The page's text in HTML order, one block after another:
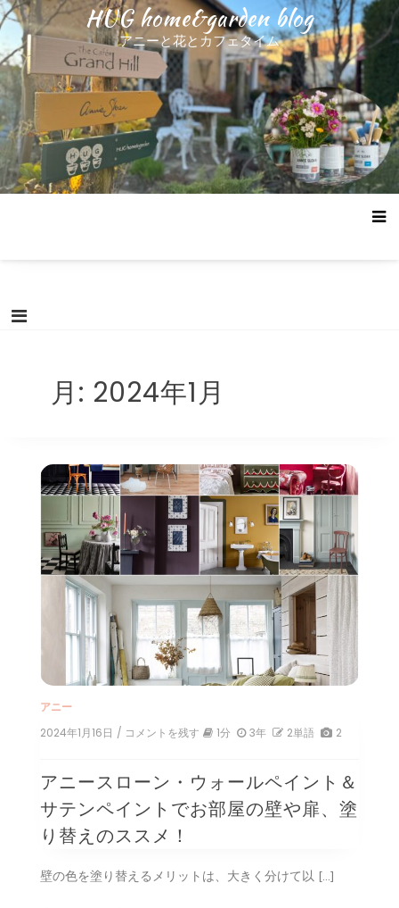
コ
ン
テ
ン
ツ
へ
ス
キ
ッ
HUG home&garden blog
アニーと花とカフェタイム
月: 2024年1月
アニー
2024年1月16日 / コメントを残す on
ー
ロ
ォ
1分 3年 2単語 2
アニースローン・ウォールペイント＆
サテンペイントでお部屋の壁や扉、塗
り替えのススメ！
壁の色を塗り替えるメリットは、大きく分けて以 […]